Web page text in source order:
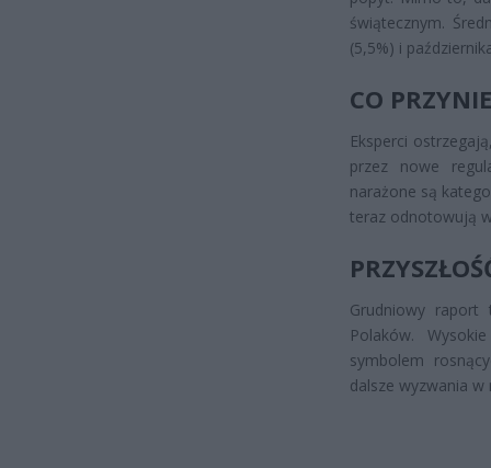
świątecznym.
(5,5%) i
CO
Eksperci
przez nowe
narażone są
teraz odnotowują
Grudniowy raport
Polaków.
symbolem
dalsze wyzwania